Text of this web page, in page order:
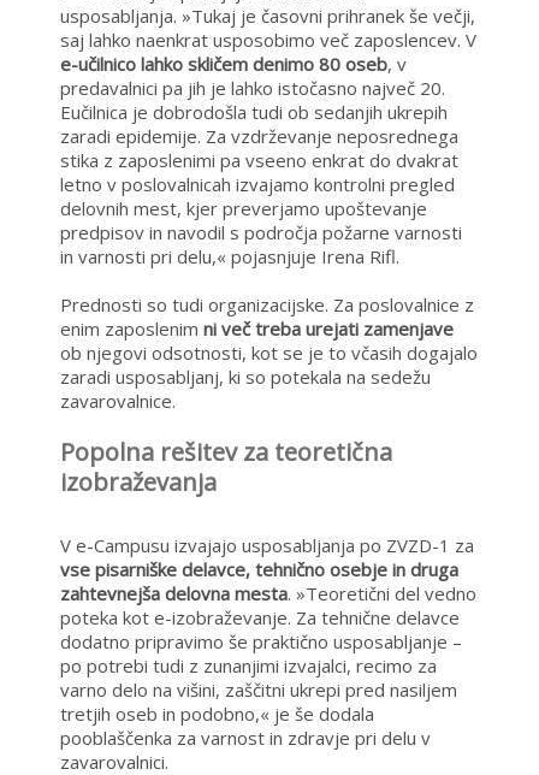
usposabljanja. »Tukaj je časovni prihranek še večji,
saj lahko naenkrat usposobimo več zaposlencev. V
e-učilnico lahko skličem denimo 80 oseb, v
predavalnici pa jih je lahko istočasno največ 20.
Eučilnica je dobrodošla tudi ob sedanjih ukrepih
zaradi epidemije. Za vzdrževanje neposrednega
stika z zaposlenimi pa vseeno enkrat do dvakrat
letno v poslovalnicah izvajamo kontrolni pregled
delovnih mest, kjer preverjamo upoštevanje
predpisov in navodil s področja požarne varnosti
in varnosti pri delu,« pojasnjuje Irena Rifl.
Prednosti so tudi organizacijske. Za poslovalnice z
enim zaposlenim ni več treba urejati zamenjave
ob njegovi odsotnosti, kot se je to včasih dogajalo
zaradi usposabljanj, ki so potekala na sedežu
zavarovalnice.
Popolna rešitev za teoretična
izobraževanja
V e-Campusu izvajajo usposabljanja po ZVZD-1 za
vse pisarniške delavce, tehnično osebje in druga
zahtevnejša delovna mesta. »Teoretični del vedno
poteka kot e-izobraževanje. Za tehnične delavce
dodatno pripravimo še praktično usposabljanje –
po potrebi tudi z zunanjimi izvajalci, recimo za
varno delo na višini, zaščitni ukrepi pred nasiljem
tretjih oseb in podobno,« je še dodala
pooblaščenka za varnost in zdravje pri delu v
zavarovalnici.